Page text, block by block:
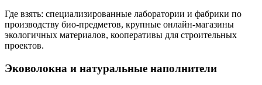
Где взять: специализированные лаборатории и фабрики по
производству био-предметов, крупные онлайн-магазины
экологичных материалов, кооперативы для строительных
проектов.
Эковолокна и натуральные наполнители